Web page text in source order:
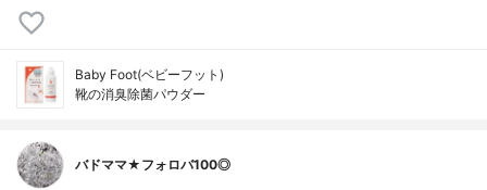
Baby Foot(ベビーフット)
靴の消臭除菌パウダー
バドママ★フォロバ100◎